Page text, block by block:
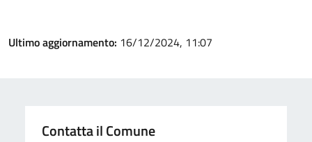
Ultimo aggiornamento: 16/12/2024, 11:07
Contatta il Comune